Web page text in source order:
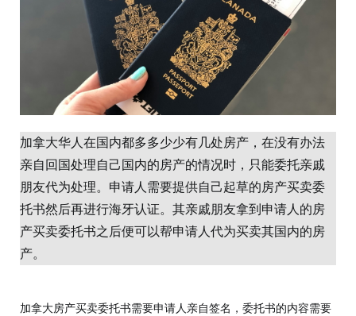
加拿大华人在国内都多多少少有几处房产，在没有办法
亲自回国处理自己国内的房产的情况时，只能委托亲戚
朋友代为处理。申请人需要提供自己起草的房产买卖委
托书然后再进行海牙认证。其亲戚朋友拿到申请人的房
产买卖委托书之后便可以帮申请人代为买卖其国内的房
产。
加拿大房产买卖委托书需要申请人亲自签名，委托书的内容需要